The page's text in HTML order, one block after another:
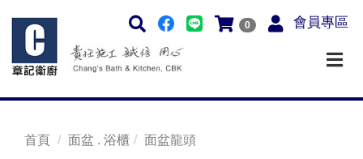
0 會員專區
首頁 面盆 . 浴櫃 面盆龍頭